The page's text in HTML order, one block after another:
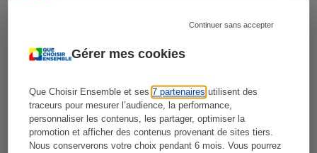
Gérer mes cookies
Que Choisir Ensemble et ses7 partenaires utilisent des
traceurs pour mesurer l’audience, la performance,
personnaliser les contenus, les partager, optimiser la
promotion et afficher des contenus provenant de sites tiers.
Nous conserverons votre choix pendant 6 mois. Vous pourrez
Continuer sans accepter